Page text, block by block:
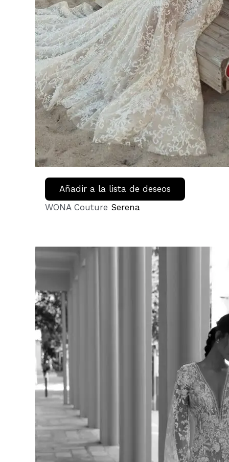
Añadir a la lista de deseos
WONA Couture Serena